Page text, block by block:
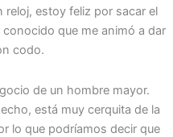
reloj, estoy feliz por sacar el
que me animó a dar
codo.
de un hombre mayor.
está muy cerquita de la
lo que podríamos decir que